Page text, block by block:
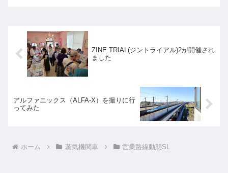
ZINE TRIAL(ジントライアル)2が開催され
ました
アルファエックス（ALFA-X）を撮りに行
ってみた
ホーム 蒸気機関車 営業路線動態SL